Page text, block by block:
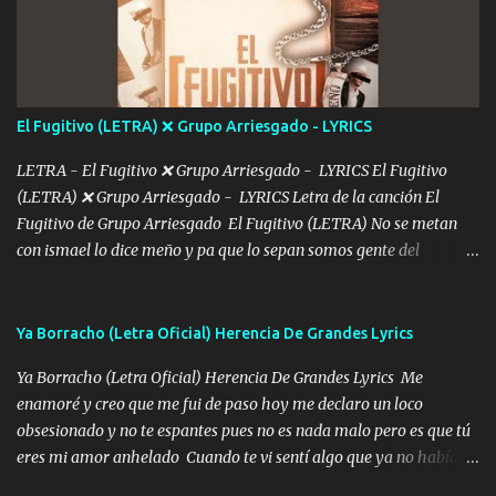
De mi vida... Cómo tú no hay nadie más No hay nadie
más Si te sientes sola no me llames porfa Me pongo sencible e
imagino tu sombra Clase azul es el tequila e interior la ropa Clip
cap la champagne el polvo es color rosa Me contacto un ángel eres
tú mi hermosa La que me alegra los días y sigo tomando Y
pensar... Que tú ya no vas a estar Pasarán... Solito me dejaras
Intentar... ...
El Fugitivo (LETRA) ❌ Grupo Arriesgado - LYRICS
LETRA - El Fugitivo ❌ Grupo Arriesgado - LYRICS El Fugitivo
(LETRA) ❌ Grupo Arriesgado - LYRICS Letra de la canción El
Fugitivo de Grupo Arriesgado El Fugitivo (LETRA) No se metan
con ismael lo dice meño y pa que lo sepan somos gente del
grande traemos la bandera 04 se oye por los radios y bien
ofrece también peleam'os bien atentó el compa huicho la corta al
cinto y radios colgados cuando salimos del rancho carros
blindándos y bien equipados no somos gente de problemas pero
defendemos muy bien nuestra tierra buena sombra nos cobija y el
Ya Borracho (Letra Oficial) Herencia De Grandes Lyrics
Ya Borracho (Letra Oficial) Herencia De Grandes Lyrics Me
enamoré y creo que me fui de paso hoy me declaro un loco
obsesionado y no te espantes pues no es nada malo pero es que tú
eres mi amor anhelado Cuando te vi sentí algo que ya no había